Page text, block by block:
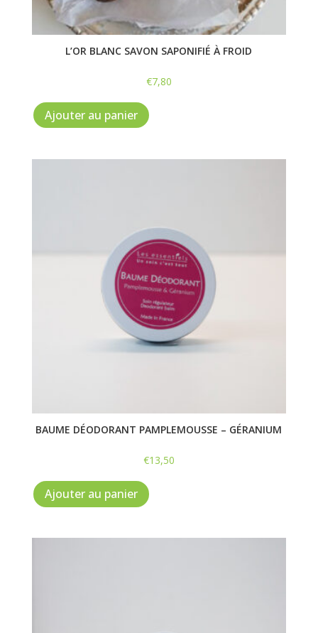
L’OR BLANC SAVON SAPONIFIÉ À FROID
€7,80
Ajouter au panier
BAUME DÉODORANT PAMPLEMOUSSE – GÉRANIUM
€13,50
Ajouter au panier